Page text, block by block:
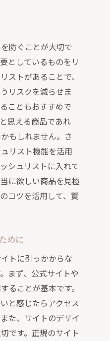
防ぐことが大切で
としているものをリ
ストがあることで、
リスクを減らせま
こともおすすめで
思える商品であれ
もしれません。さ
リスト機能を活用
シュリストに入れて
に欲しい商品を見極
コツを活用して、賢
めに
トに引っかからな
まず、公式サイトや
ることが基本です。
と感じたらアクセス
た、サイトのデザイ
です。正規のサイト